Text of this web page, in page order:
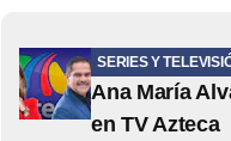
SERIES Y
Ana María
en TV Azteca